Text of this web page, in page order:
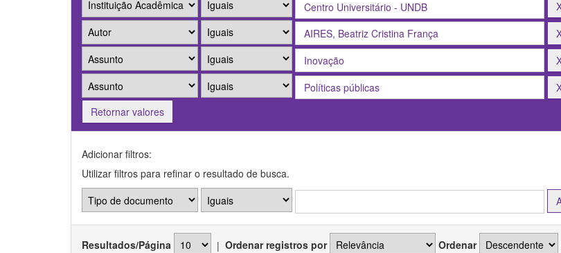
Retornar valores
Adicionar filtros:
Utilizar filtros para refinar o resultado de busca.
Resultados/Página | Ordenar registros por Ordenar